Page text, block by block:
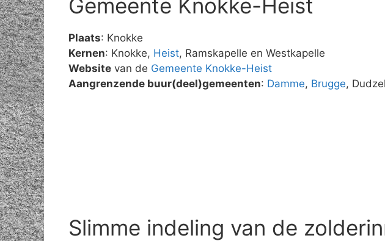
Gemeente Knokke-Heist
Plaats: Knokke
Kernen: Knokke, Heist, Ramskapelle en Westkapelle
Website van de Gemeente Knokke-Heist
Aangrenzende buur(deel)gemeenten: Damme, Brugge,
Slimme indeling van de